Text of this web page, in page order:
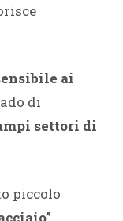
ai
di
settori di
piccolo
.